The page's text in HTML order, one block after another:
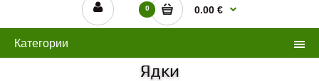
0 0.00 €
Категории
Ядки